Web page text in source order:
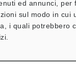
ed annunci,
sul modo in
i quali
laser